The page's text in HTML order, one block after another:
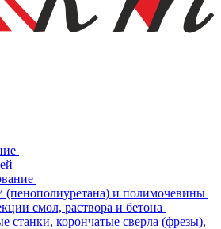
и полимочевины
смол, раствора и бетона
станки, корончатые сверла (фрезы),